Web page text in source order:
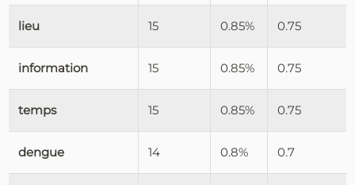
lieu 15 0.85% 0.75
information 15 0.85% 0.75
temps 15 0.85% 0.75
dengue 14 0.8% 0.7